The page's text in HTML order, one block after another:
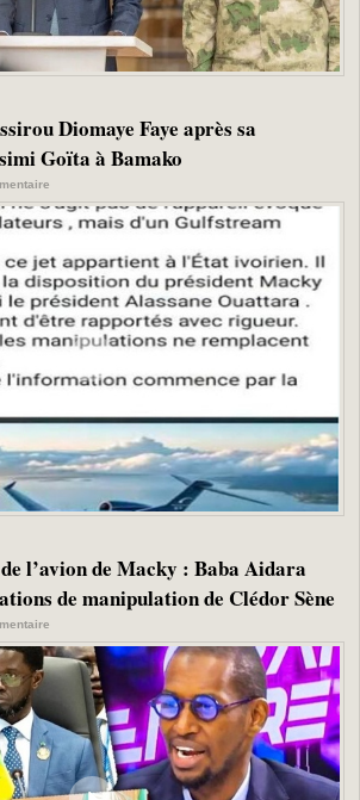
Diomaye Faye après sa
Goïta à Bamako
l’avion de Macky : Baba Aidara
de manipulation de Clédor Sène